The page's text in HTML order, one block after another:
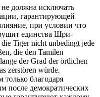
должна исключать
гарантирующей
при условии что
единства Шри-
Tiger nicht unbedingt jede
die den Tamilen
der Grad der örtlichen
zerstören würde.
благодаря
после демократических